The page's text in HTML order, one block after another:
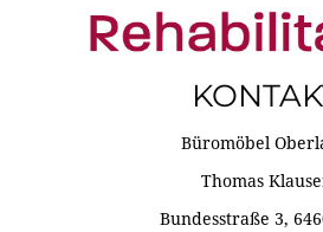
Büromöbel
Thomas
Bundesstraße 3,